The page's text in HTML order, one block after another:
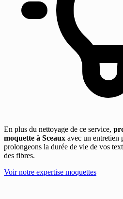
En plus du nettoyage de ce service,
moquette à Sceaux avec un entretien
prolongeons la durée de vie de vos
des fibres.
Voir notre expertise moquettes